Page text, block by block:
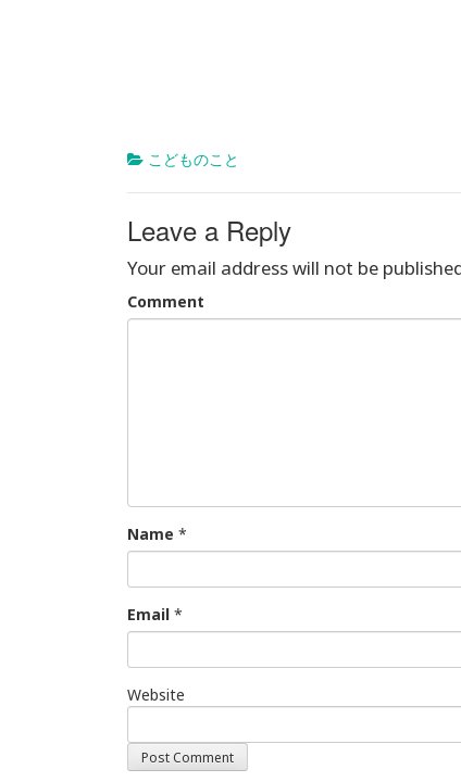
こどものこと
Leave a Reply
Your email address will not be
Comment
Name *
Email *
Website